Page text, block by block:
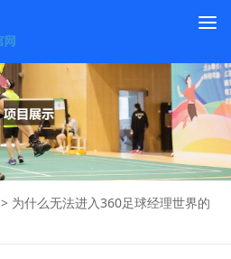
> 为什么无法进入360足球经理世界的